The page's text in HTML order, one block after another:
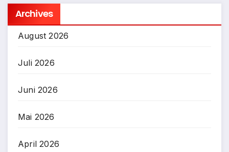
Archives
August 2026
Juli 2026
Juni 2026
Mai 2026
April 2026